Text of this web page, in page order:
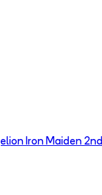
Iron Maiden 2nd